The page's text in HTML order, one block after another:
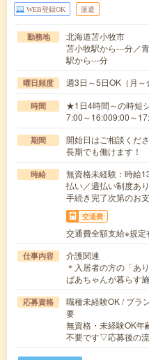
WEB登録OK 派遣
勤務地
北海道苫小牧市
苫小牧駅から---分／
駅から---分
曜日頻度 週3日～5日OK（月
時間
★1日4時間～の時短
7:00～16:009:00～
期間
開始日はご相談く
長期でも働けます！
時給
無資格未経験：時給
払い／週払い制度あ
手続き完了次第のお
交通費
交通費全額支給※規定
仕事内容
介護関連
＊入居者の方の「あ
ばあちゃんが暮らす
応募資格
職種未経験OK / ブラ
要
無資格・未経験OK
不要です▽応募後の